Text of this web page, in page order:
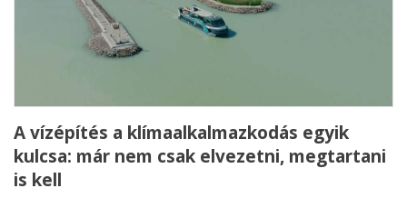
A vízépítés a klímaalkalmazkodás egyik
kulcsa: már nem csak elvezetni, megtartani
is kell